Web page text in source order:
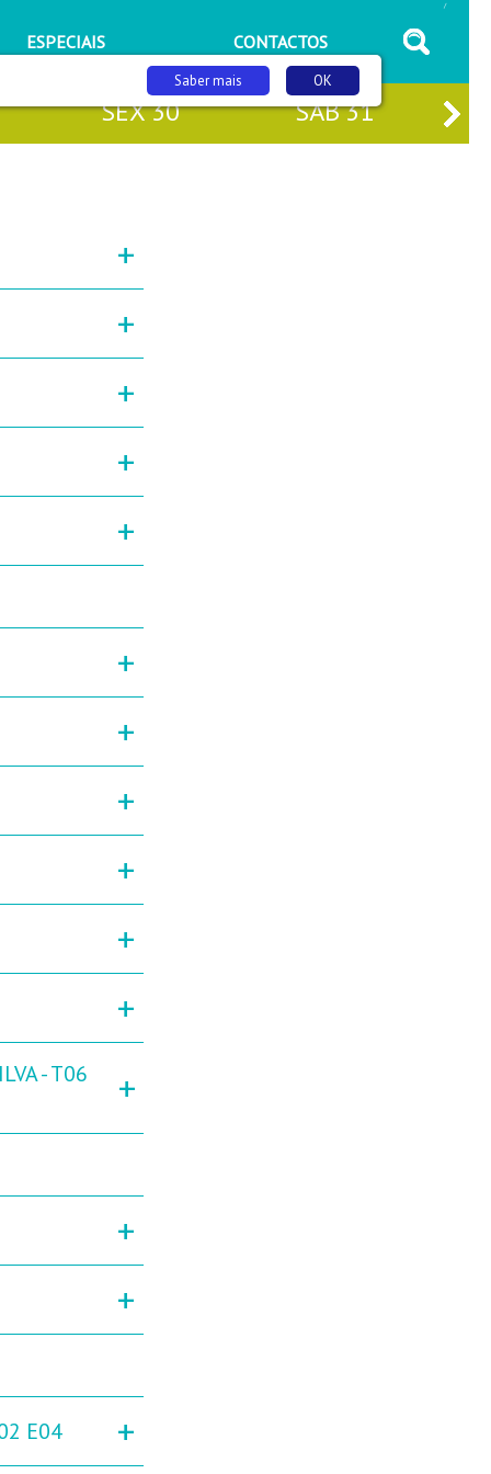
ESPECIAIS CONTACTOS
/
SEX30 SÁB31
+
+
+
+
+
+
+
+
+
+
+
- T06
+
+
+
E04 +
OK
Saber mais